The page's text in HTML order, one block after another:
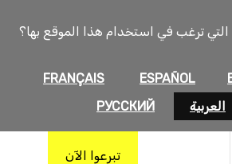
ترغب في استخدام هذا الموقع بها؟
ESPAÑOL
FRANÇAIS
العربية
РУССКИЙ
تبرعوا الآن